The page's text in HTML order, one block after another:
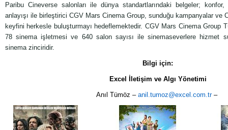
Paribu Cineverse salonları ile dünya standartlarındaki belgeler;
anlayışı ile birleştirici CGV Mars Cinema Group, sunduğu kampanyalar ve
keyfini herkesle buluşturmayı hedeflemektedir. CGV Mars Cinema Group
78 sinema işletmesi ve 640 salon sayısı ile sinemaseverlere hizmet
sinema zinciridir.
Bilgi için:
Excel İletişim ve Algı Yönetimi
Anıl Tümöz – anil.tumoz@excel.com.tr –